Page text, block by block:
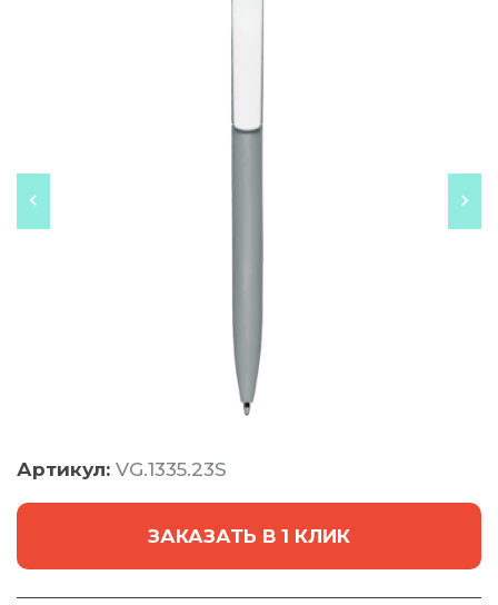
Артикул: VG.1335.23S
ЗАКАЗАТЬ В 1 КЛИК